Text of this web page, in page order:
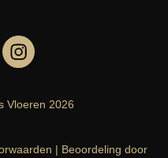
Vloeren 2026
| Beoordeling door